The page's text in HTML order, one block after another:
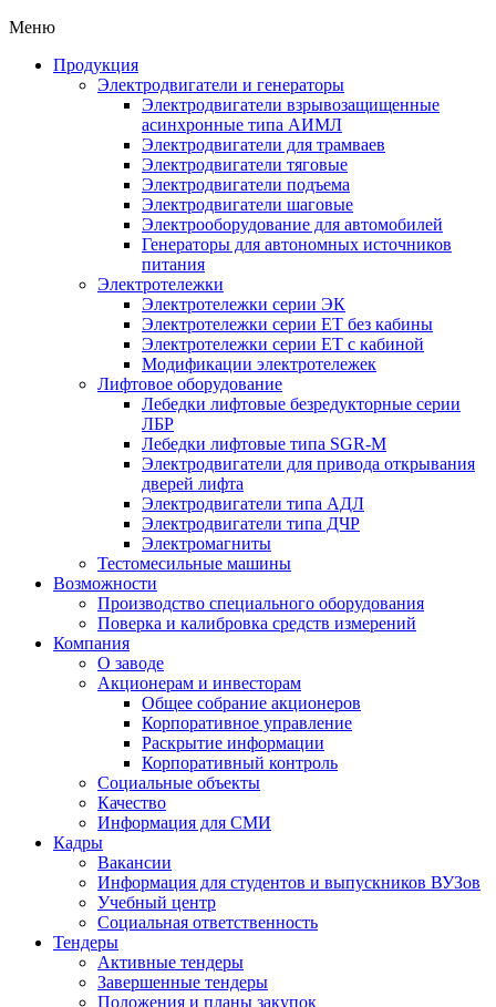
Меню
Продукция
Электродвигатели и генераторы
Электродвигатели взрывозащищенные
асинхронные типа АИМЛ
Электродвигатели для трамваев
Электродвигатели тяговые
Электродвигатели подъема
Электродвигатели шаговые
Электрооборудование для автомобилей
Генераторы для автономных источников
питания
Электротележки
Электротележки серии ЭК
Электротележки серии ЕТ без кабины
Электротележки серии ЕТ с кабиной
Модификации электротележек
Лифтовое оборудование
Лебедки лифтовые безредукторные серии
ЛБР
Лебедки лифтовые типа SGR-M
Электродвигатели для привода открывания
дверей лифта
Электродвигатели типа АДЛ
Электродвигатели типа ДЧР
Электромагниты
Тестомесильные машины
Возможности
Производство специального оборудования
Поверка и калибровка средств измерений
Компания
О заводе
Акционерам и инвесторам
Общее собрание акционеров
Корпоративное управление
Раскрытие информации
Корпоративный контроль
Социальные объекты
Качество
Информация для СМИ
Кадры
Вакансии
Информация для студентов и выпускников ВУЗов
Учебный центр
Социальная ответственность
Тендеры
Активные тендеры
Завершенные тендеры
Положения и планы закупок